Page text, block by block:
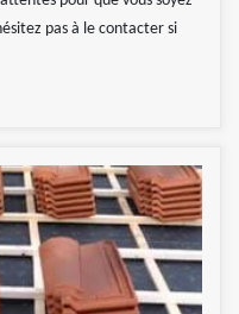
pas à le contacter si